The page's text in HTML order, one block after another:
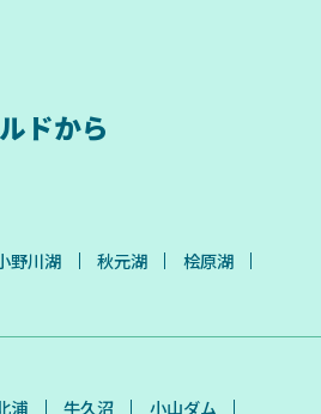
ドから
野川湖 秋元湖
桧原湖
浦 牛久沼
小山ダム